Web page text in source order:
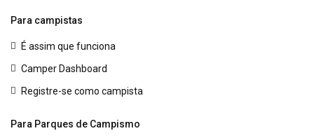
Para campistas
É assim que funciona
Camper Dashboard
Registre-se como campista
Para Parques de Campismo